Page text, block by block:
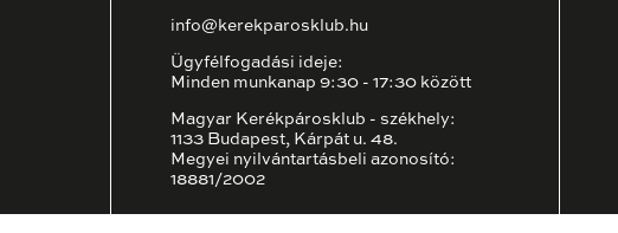
info@kerekparosklub.hu
Ügyfélfogadási ideje:
Minden munkanap 9:30 - 17:30 között
Magyar Kerékpárosklub - székhely:
1133 Budapest, Kárpát u. 48.
Megyei nyilvántartásbeli azonosító:
18881/2002